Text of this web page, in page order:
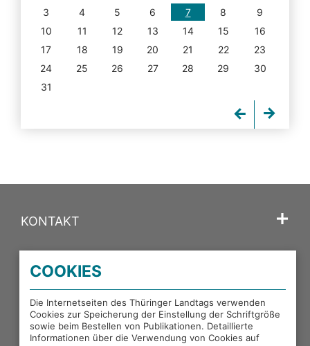
3
4 5 6 7 8
9
10
11 12 13 14 15
16
17
18 19 20 21 22
23
24
25 26 27 28 29
30
31
KONTAKT
PORTALE DES THÜRINGER LANDTAGS
EXTERNE LINKS
COOKIES
Die Internetseiten des Thüringer Landtags verwenden
Cookies zur Speicherung der Einstellung der Schriftgröße
sowie beim Bestellen von Publikationen. Detaillierte
Informationen über die Verwendung von Cookies auf